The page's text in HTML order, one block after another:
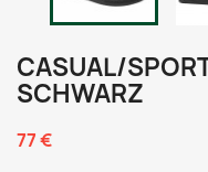
CASUAL/
SCHWARZ
77 €